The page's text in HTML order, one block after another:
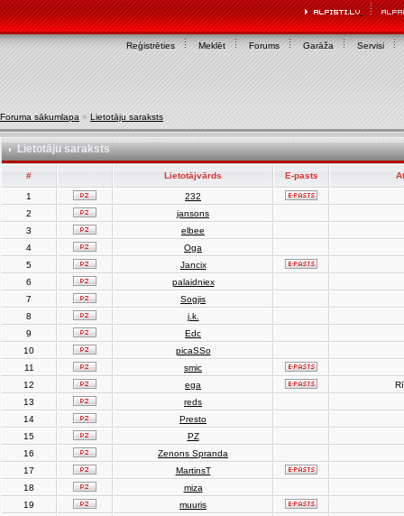
Reģistrēties Meklēt Forums Garāža Servisi
Foruma sākumlapa » Lietotāju saraksts
Lietotāju saraksts
# Lietotājvārds E-pasts
1
232
2
jansons
3
elbee
4
Oga
5
Jancix
6
palaidniex
7
Sogjis
8
j.k.
9
Edc
10
picaSSo
11
smic
12
ega
13
reds
14
Presto
15
PZ
16
Zenons Spranda
17
MartinsT
18
miza
19
muuris